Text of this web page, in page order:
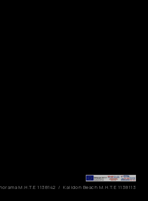
M.H.T.E 1138142 / Kalidon Beach M.H.T.E 1138113